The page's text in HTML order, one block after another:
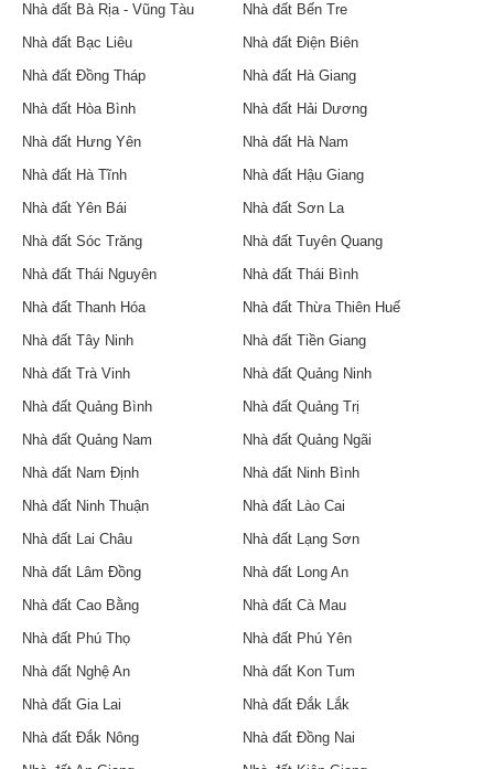
Nhà đất Bà Rịa - Vũng Tàu
Nhà đất Bến Tre
Nhà đất Bạc Liêu
Nhà đất Điện Biên
Nhà đất Đồng Tháp
Nhà đất Hà Giang
Nhà đất Hòa Bình
Nhà đất Hải Dương
Nhà đất Hưng Yên
Nhà đất Hà Nam
Nhà đất Hà Tĩnh
Nhà đất Hậu Giang
Nhà đất Yên Bái
Nhà đất Sơn La
Nhà đất Sóc Trăng
Nhà đất Tuyên Quang
Nhà đất Thái Nguyên
Nhà đất Thái Bình
Nhà đất Thanh Hóa
Nhà đất Thừa Thiên Huế
Nhà đất Tây Ninh
Nhà đất Tiền Giang
Nhà đất Trà Vinh
Nhà đất Quảng Ninh
Nhà đất Quảng Bình
Nhà đất Quảng Trị
Nhà đất Quảng Nam
Nhà đất Quảng Ngãi
Nhà đất Nam Định
Nhà đất Ninh Bình
Nhà đất Ninh Thuận
Nhà đất Lào Cai
Nhà đất Lai Châu
Nhà đất Lạng Sơn
Nhà đất Lâm Đồng
Nhà đất Long An
Nhà đất Cao Bằng
Nhà đất Cà Mau
Nhà đất Phú Thọ
Nhà đất Phú Yên
Nhà đất Nghệ An
Nhà đất Kon Tum
Nhà đất Gia Lai
Nhà đất Đắk Lắk
Nhà đất Đắk Nông
Nhà đất Đồng Nai